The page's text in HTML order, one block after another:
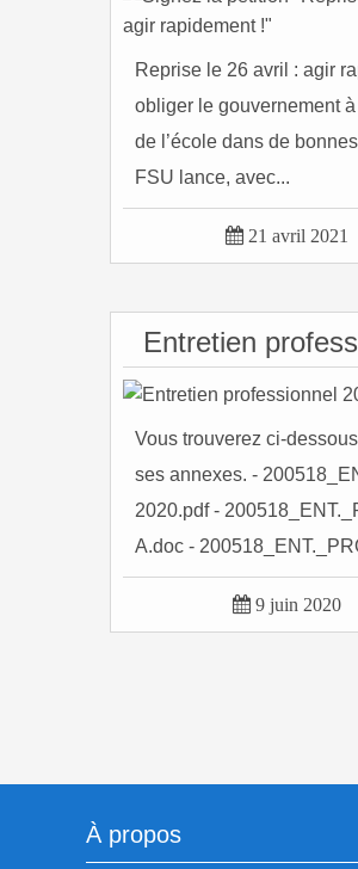
Reprise le 26 avril : agir
obliger le gouvernement
de l’école dans de
FSU lance, avec...
 21 avril 2021
Entretien
Vous trouverez ci-
ses annexes. -
2020.pdf -
A.doc -
 9 juin 2020
À propos